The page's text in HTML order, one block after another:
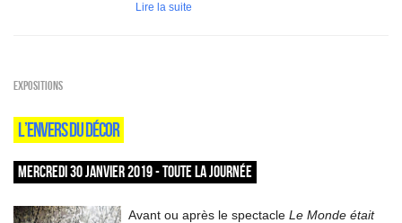
Lire la suite
EXPOSITIONS
L’ENVERS DU DÉCOR
MERCREDI 30 JANVIER 2019 - TOUTE LA JOURNÉE
Avant ou après le spectacle Le Monde était